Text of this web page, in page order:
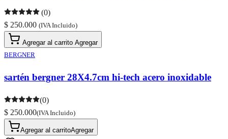
(0)
$ 250.000 (IVA Incluido)
Agregar al carrito Agregar
BERGNER
sartén bergner 28X4.7cm hi-tech acero inoxidable
(0)
$ 250.000(IVA Incluido)
Agregar al carritoAgregar